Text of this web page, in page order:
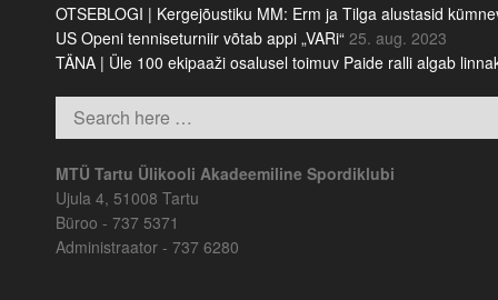
OTSEBLOGI | Kergejõustiku MM: Erm ja Tilga alustasid
US Openi tenniseturniir võtab appi „VARi“ 25. aug. 2023
TÄNA | Üle 100 ekipaaži osalusel toimuv Paide ralli algab
MTÜ Tartu Ülikooli Akadeemiline Spordiklubi
Ujula 4, 51008 Tartu
Büroo - 737 5371
Administraator - 737 6280